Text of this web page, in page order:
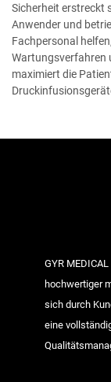
Sicherheit erstreckt
Anwender und
Fachpersonal
Wartungsverfahren
maximiert die
GYR
hochwertiger
sich durch
eine